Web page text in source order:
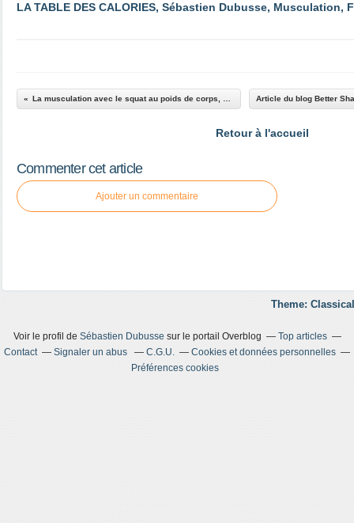
LA TABLE DES CALORIES, Sébastien Dubusse, Musculation,
Retour à l'accueil
Commenter cet article
Ajouter un commentaire
Theme:
Voir le profil de Sébastien Dubusse sur le portail Overblog
Top articles
Contact
Signaler un abus C.G.U.
Cookies et données personnelles
Préférences cookies